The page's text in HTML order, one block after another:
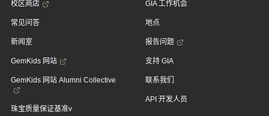
校区商店
常见问答
新闻室
GemKids 网站
GemKids 网站 Alumni Collective
珠宝质量保证基准v
GIA 工作机会
地点
报告问题
支持 GIA
联系我们
API 开发人员